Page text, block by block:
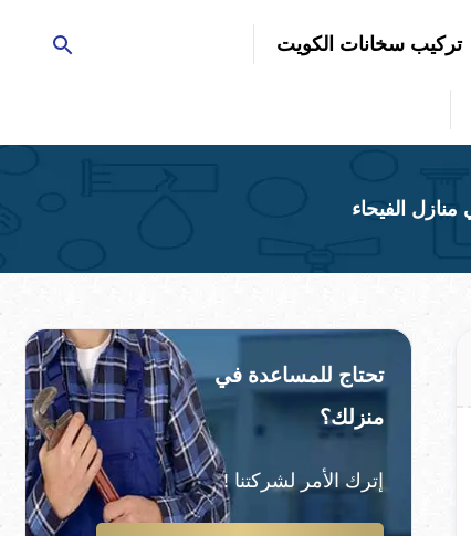
تركيب سخانات الكويت
تحتاج للمساعدة في
منزلك؟
إترك الأمر لشركتنا !